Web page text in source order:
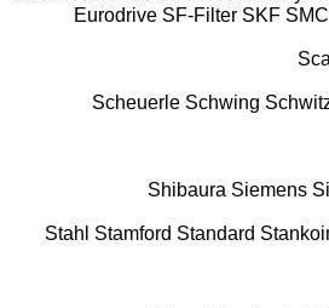
Eurodrive SF-Filter SKF SMC
Scheuerle Schwing
Shibaura Siemens
Stahl Stamford Standard